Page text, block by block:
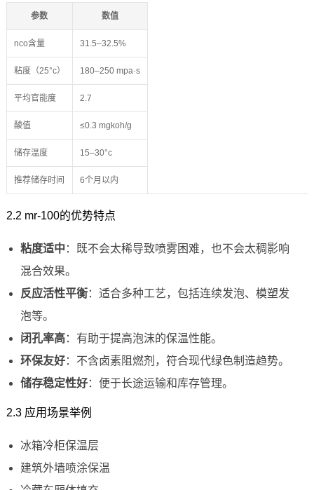
参数 数值
nco含量 31.5–32.5%
粘度（25°c） 180–250 mpa·s
平均官能度 2.7
酸值 ≤0.3 mgkoh/g
储存温度 15–30°c
推荐储存时间 6个月以内
2.2 mr-100的优势特点
粘度适中 ：既不会太稀导致喷雾困难，也不会太稠影响
混合效果。
反应活性平衡：适合多种工艺，包括连续发泡、模塑发
泡等。
闭孔率高：有助于提高泡沫的保温性能。
环保友好：不含卤素阻燃剂，符合现代绿色制造趋势。
储存稳定性好：便于长途运输和库存管理。
2.3 应用场景举例
冰箱冷柜保温层
建筑外墙喷涂保温